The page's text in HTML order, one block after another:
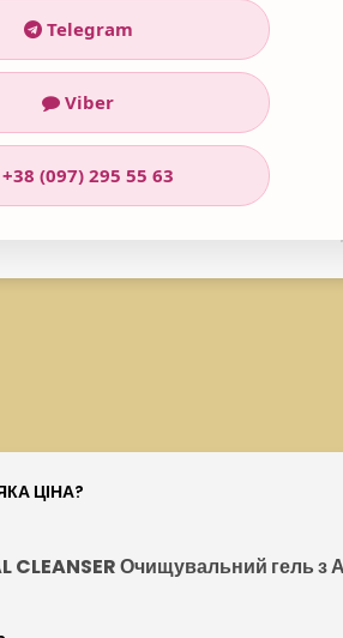
ЦІНА?
CLEANSER Очищувальний гель
Telegram
Viber
(097) 295 55 63